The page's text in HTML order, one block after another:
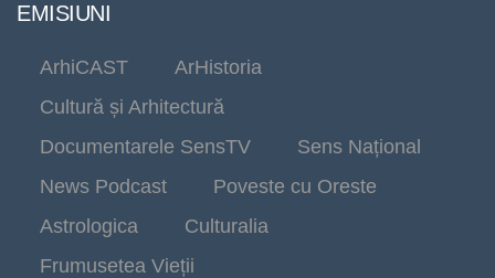
EMISIUNI
ArhiCAST
ArHistoria
Cultură și Arhitectură
Documentarele SensTV
Sens Național
News Podcast
Poveste cu Oreste
Astrologica
Culturalia
Frumusetea Vieții